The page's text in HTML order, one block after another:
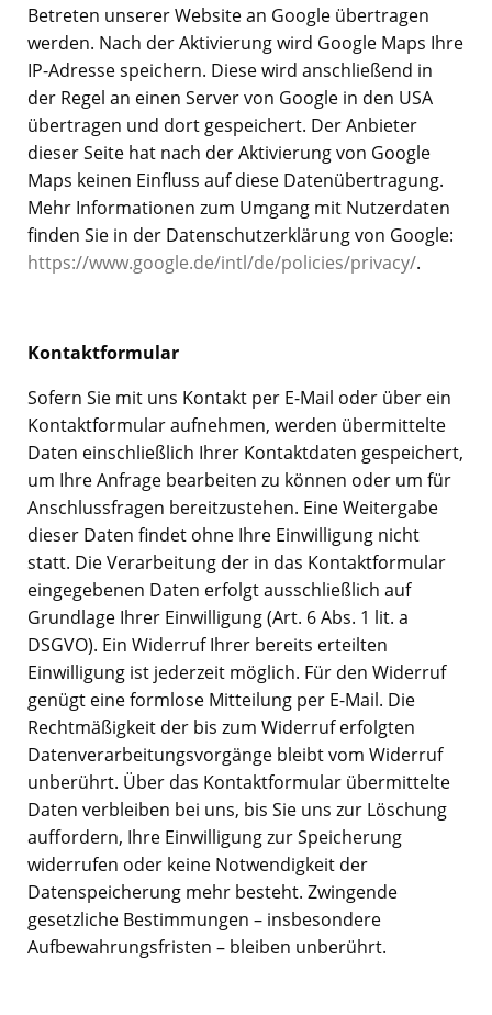
Betreten unserer Website an Google übertragen
werden. Nach der Aktivierung wird Google Maps Ihre
IP-Adresse speichern. Diese wird anschließend in
der Regel an einen Server von Google in den USA
übertragen und dort gespeichert. Der Anbieter
dieser Seite hat nach der Aktivierung von Google
Maps keinen Einfluss auf diese Datenübertragung.
Mehr Informationen zum Umgang mit Nutzerdaten
finden Sie in der Datenschutzerklärung von Google:
https://www.google.de/intl/de/policies/privacy/.
Kontaktformular
Sofern Sie mit uns Kontakt per E-Mail oder über ein
Kontaktformular aufnehmen, werden übermittelte
Daten einschließlich Ihrer Kontaktdaten gespeichert,
um Ihre Anfrage bearbeiten zu können oder um für
Anschlussfragen bereitzustehen. Eine Weitergabe
dieser Daten findet ohne Ihre Einwilligung nicht
statt. Die Verarbeitung der in das Kontaktformular
eingegebenen Daten erfolgt ausschließlich auf
Grundlage Ihrer Einwilligung (Art. 6 Abs. 1 lit. a
DSGVO). Ein Widerruf Ihrer bereits erteilten
Einwilligung ist jederzeit möglich. Für den Widerruf
genügt eine formlose Mitteilung per E-Mail. Die
Rechtmäßigkeit der bis zum Widerruf erfolgten
Datenverarbeitungsvorgänge bleibt vom Widerruf
unberührt. Über das Kontaktformular übermittelte
Daten verbleiben bei uns, bis Sie uns zur Löschung
auffordern, Ihre Einwilligung zur Speicherung
widerrufen oder keine Notwendigkeit der
Datenspeicherung mehr besteht. Zwingende
gesetzliche Bestimmungen – insbesondere
Aufbewahrungsfristen – bleiben unberührt.